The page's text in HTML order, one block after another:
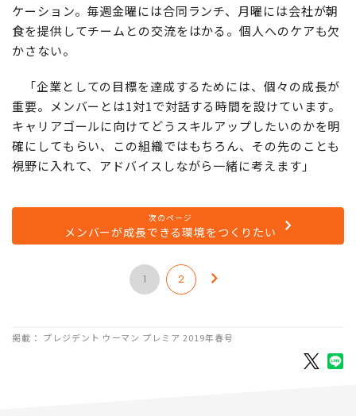
ケーション。毎週金曜には合同ランチ、月曜には会社が朝
食を提供してチームとの交流をはかる。個人へのケアも欠
かさない。
「企業としての目標を達成するためには、個々の成長が
重要。メンバーとは1対1で対話する時間を設けています。
キャリアゴールに向けてどうスキルアップしたいのかを明
確にしてもらい、この組織ではもちろん、その先のことも
視野に入れて、アドバイスしながら一緒に考えます」
次のページ
メンバーが成長できる環境をつくりたい
1 2
掲載： プレジデント ウーマン プレミア 2019年春号